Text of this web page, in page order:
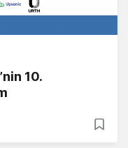
10.